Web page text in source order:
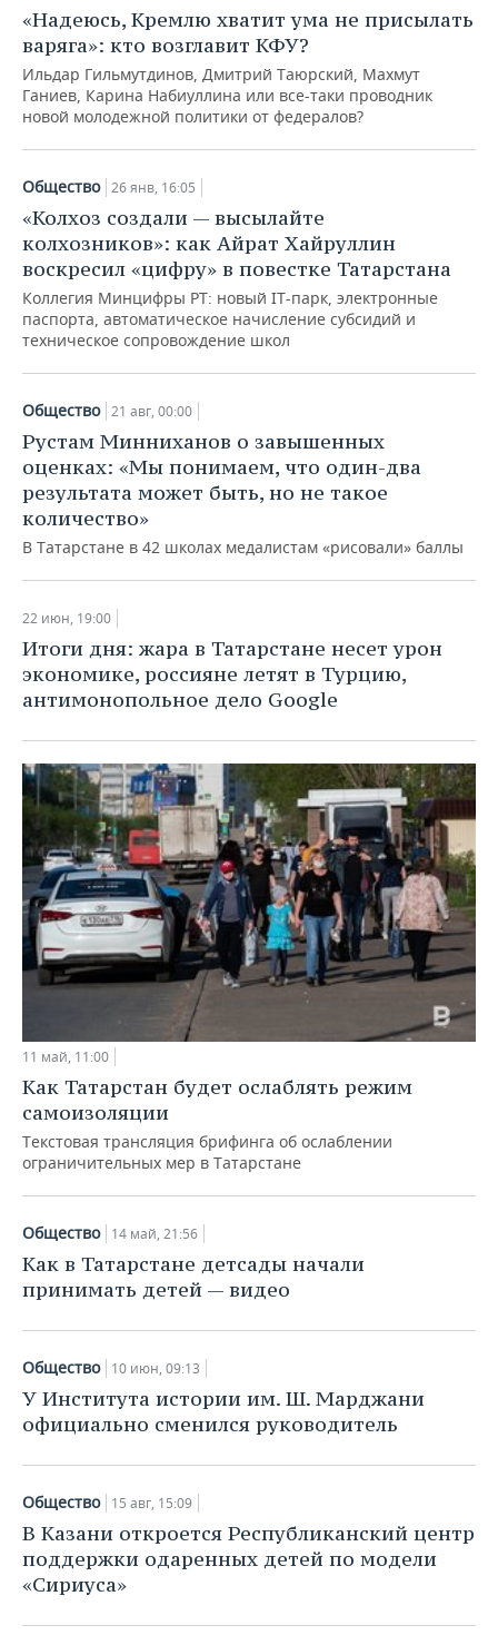
«Надеюсь, Кремлю хватит ума не присылать
варяга»: кто возглавит КФУ?
Ильдар Гильмутдинов, Дмитрий Таюрский, Махмут
Ганиев, Карина Набиуллина или все-таки проводник
новой молодежной политики от федералов?
Общество 26 янв, 16:05
«Колхоз создали — высылайте
колхозников»: как Айрат Хайруллин
воскресил «цифру» в повестке Татарстана
Коллегия Минцифры РТ: новый IT-парк, электронные
паспорта, автоматическое начисление субсидий и
техническое сопровождение школ
Общество 21 авг, 00:00
Рустам Минниханов о завышенных
оценках: «Мы понимаем, что один-два
результата может быть, но не такое
количество»
В Татарстане в 42 школах медалистам «рисовали» баллы
22 июн, 19:00
Итоги дня: жара в Татарстане несет урон
экономике, россияне летят в Турцию,
антимонопольное дело Google
11 май, 11:00
Как Татарстан будет ослаблять режим
самоизоляции
Текстовая трансляция брифинга об ослаблении
ограничительных мер в Татарстане
Общество 14 май, 21:56
Как в Татарстане детсады начали
принимать детей — видео
Общество 10 июн, 09:13
У Института истории им. Ш. Марджани
официально сменился руководитель
Общество 15 авг, 15:09
В Казани откроется Республиканский центр
поддержки одаренных детей по модели
«Сириуса»